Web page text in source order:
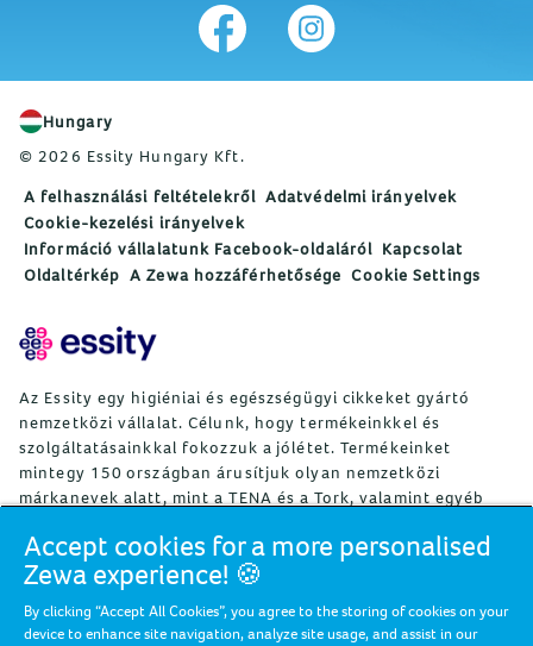
Hungary
© 2026 Essity Hungary Kft.
A felhasználási feltételekről Adatvédelmi irányelvek
Cookie-kezelési irányelvek
Információ vállalatunk Facebook-oldaláról Kapcsolat
Oldaltérkép A Zewa hozzáférhetősége Cookie Settings
Az Essity egy higiéniai és egészségügyi cikkeket gyártó
nemzetközi vállalat. Célunk, hogy termékeinkkel és
szolgáltatásainkkal fokozzuk a jólétet. Termékeinket
mintegy 150 országban árusítjuk olyan nemzetközi
márkanevek alatt, mint a TENA és a Tork, valamint egyéb
Leukoplast, Libero, Libresse, Lotus, Modibodi, Nosotras,
Saba, Tempo, TOM Organic és Zewa. Az Essity mintegy
36 000 alkalmazottat foglalkoztat. A nettó árbevétel 2024-
ben mintegy 146 mrdSEK (13 mrdEUR) volt. A vállalat
Accept cookies for a more personalised
Zewa experience! 🍪
By clicking “Accept All Cookies”, you agree to the storing of cookies on your
device to enhance site navigation, analyze site usage, and assist in our